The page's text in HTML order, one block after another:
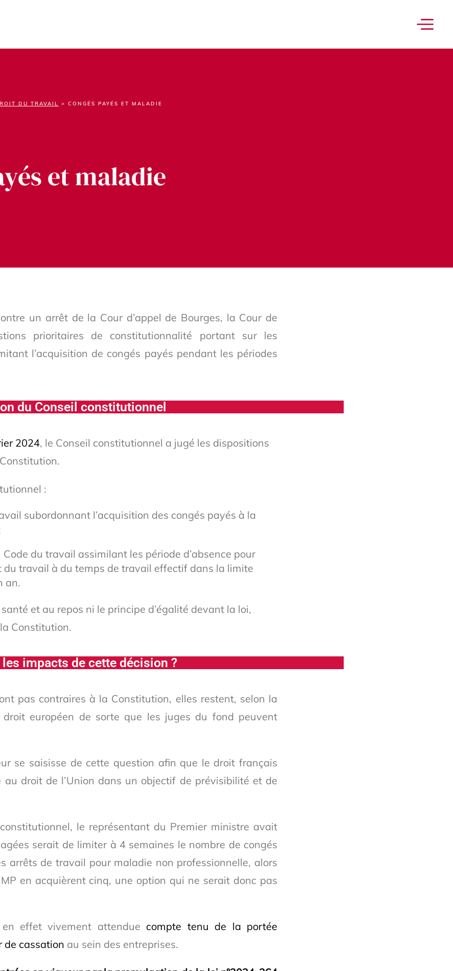
DU TRAVAIL > CONGÉS PAYÉS ET MALADIE
et maladie
un arrêt de la Cour d’appel de Bourges, la Cour de
prioritaires de constitutionnalité portant sur les
l’acquisition de congés payés pendant les périodes
du Conseil constitutionnel
2024, le Conseil constitutionnel a jugé les dispositions
:
subordonnant l’acquisition des congés payés à la
Code du travail assimilant les période d’absence pour
travail à du temps de travail effectif dans la limite
an.
et au repos ni le principe d’égalité devant la loi,
Constitution.
impacts de cette décision ?
pas contraires à la Constitution, elles restent, selon la
européen de sorte que les juges du fond peuvent
se saisisse de cette question afin que le droit français
droit de l’Union dans un objectif de prévisibilité et de
le représentant du Premier ministre avait
serait de limiter à 4 semaines le nombre de congés
arrêts de travail pour maladie non professionnelle, alors
en acquièrent cinq, une option qui ne serait donc pas
effet vivement attendue compte tenu de la portée
de cassation au sein des entreprises.